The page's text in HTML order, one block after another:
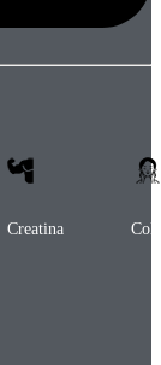
Creatina